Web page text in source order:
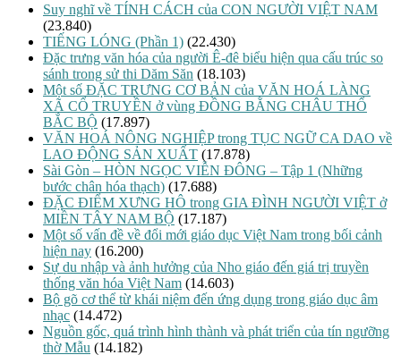
Suy nghĩ về TÍNH CÁCH của CON NGƯỜI VIỆT NAM
(23.840)
TIẾNG LÓNG (Phần 1) (22.430)
Đặc trưng văn hóa của người Ê-đê biểu hiện qua cấu trúc so
sánh trong sử thi Dăm Săn (18.103)
Một số ĐẶC TRƯNG CƠ BẢN của VĂN HOÁ LÀNG
XÃ CỔ TRUYỀN ở vùng ĐỒNG BẰNG CHÂU THỔ
BẮC BỘ (17.897)
VĂN HOÁ NÔNG NGHIỆP trong TỤC NGỮ CA DAO về
LAO ĐỘNG SẢN XUẤT (17.878)
Sài Gòn – HÒN NGỌC VIỄN ĐÔNG – Tập 1 (Những
bước chân hóa thạch) (17.688)
ĐẶC ĐIỂM XƯNG HÔ trong GIA ĐÌNH NGƯỜI VIỆT ở
MIỀN TÂY NAM BỘ (17.187)
Một số vấn đề về đổi mới giáo dục Việt Nam trong bối cảnh
hiện nay (16.200)
Sự du nhập và ảnh hưởng của Nho giáo đến giá trị truyền
thống văn hóa Việt Nam (14.603)
Bộ gõ cơ thể từ khái niệm đến ứng dụng trong giáo dục âm
nhạc (14.472)
Nguồn gốc, quá trình hình thành và phát triển của tín ngưỡng
thờ Mẫu (14.182)